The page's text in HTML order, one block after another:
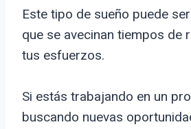
Este tipo de sueño puede
que se avecinan tiempos de
tus esfuerzos.
Si estás trabajando en un
buscando nuevas